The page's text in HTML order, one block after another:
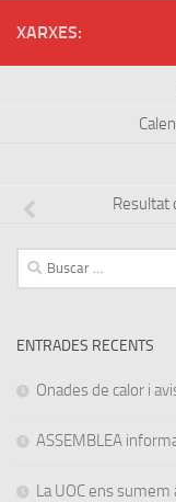
XARXES:
Resultat
Buscar:
ENTRADES RECENTS
Onades de calor i
ASSEMBLEA
La UOC ens sumem